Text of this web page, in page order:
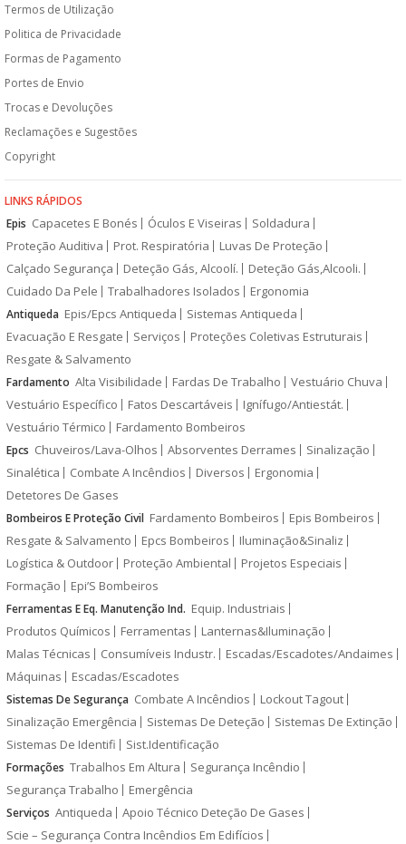
Termos de Utilização
Politica de Privacidade
Formas de Pagamento
Portes de Envio
Trocas e Devoluções
Reclamações e Sugestões
Copyright
LINKS RÁPIDOS
Epis Capacetes E Bonés Óculos E Viseiras
Soldadura
Proteção Auditiva
Prot. Respiratória
Luvas De Proteção
Calçado Segurança
Deteção Gás, Alcoolí.
Deteção Gás,Alcooli.
Cuidado Da Pele
Trabalhadores Isolados Ergonomia
Antiqueda Epis/Epcs Antiqueda
Sistemas Antiqueda
Evacuação E Resgate
Serviços
Proteções Coletivas Estruturais
Resgate & Salvamento
Fardamento Alta Visibilidade Fardas De Trabalho
Vestuário Chuva
Vestuário Específico
Fatos Descartáveis
Ignífugo/Antiestát.
Vestuário Térmico
Fardamento Bombeiros
Epcs Chuveiros/Lava-Olhos Absorventes Derrames
Sinalização
Sinalética
Combate A Incêndios Diversos
Ergonomia
Detetores De Gases
Bombeiros E Proteção Civil Fardamento Bombeiros
Epis Bombeiros
Resgate & Salvamento
Epcs Bombeiros
Iluminação&Sinaliz
Logística & Outdoor
Proteção Ambiental
Projetos Especiais
Formação
Epi’S Bombeiros
Ferramentas E Eq. Manutenção Ind. Equip. Industriais
Produtos Químicos
Ferramentas
Lanternas&Iluminação
Malas Técnicas
Consumíveis Industr.
Escadas/Escadotes/Andaimes
Máquinas
Escadas/Escadotes
Sistemas De Segurança Combate A Incêndios
Lockout Tagout
Sinalização Emergência
Sistemas De Deteção
Sistemas De Extinção
Sistemas De Identifi
Sist.Identificação
Formações Trabalhos Em Altura
Segurança Incêndio
Segurança Trabalho
Emergência
Serviços Antiqueda
Apoio Técnico Deteção De Gases
Scie – Segurança Contra Incêndios Em Edifícios